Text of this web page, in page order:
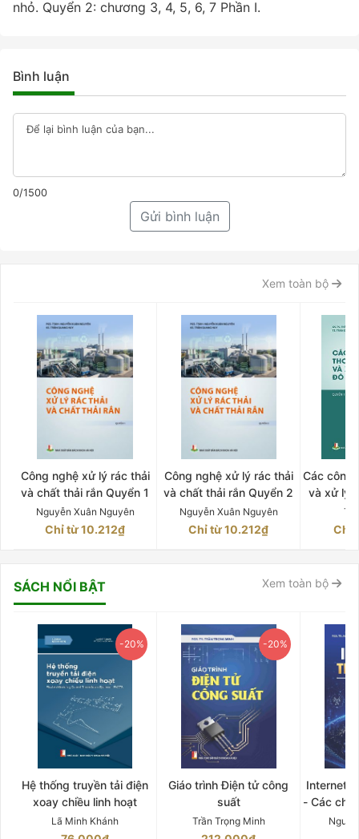
nhỏ. Quyển 2: chương 3, 4, 5, 6, 7 Phần I.
Bình luận
0/1500
Gửi bình luận
Xem toàn bộ
Công nghệ xử lý rác thải
và chất thải rắn Quyển 1
Nguyễn Xuân Nguyên
Chỉ từ 10.212₫
Công nghệ xử lý rác thải
và chất thải rắn Quyển 2
Nguyễn Xuân Nguyên
Chỉ từ 10.212₫
Các công
và xử lý
Chỉ
SÁCH NỔI BẬT Xem toàn bộ
-20%
Hệ thống truyền tải điện
xoay chiều linh hoạt
Lã Minh Khánh
-20%
Giáo trình Điện tử công
suất
Trần Trọng Minh
Internet
- Các